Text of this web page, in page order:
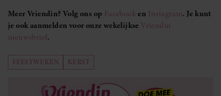
Meer Vriendin? Volg ons op Facebooken Instagram. Je kunt
je ook aanmelden voor onze wekelijkse Vriendin
nieuwsbrief.
FEESTWEKEN KERST